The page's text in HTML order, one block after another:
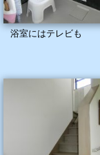
浴室にはテレビも